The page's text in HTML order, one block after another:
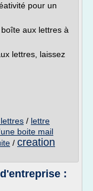
pour un
aux lettres à
lettres, laissez
/ lettre
boite mail
/ creation
: